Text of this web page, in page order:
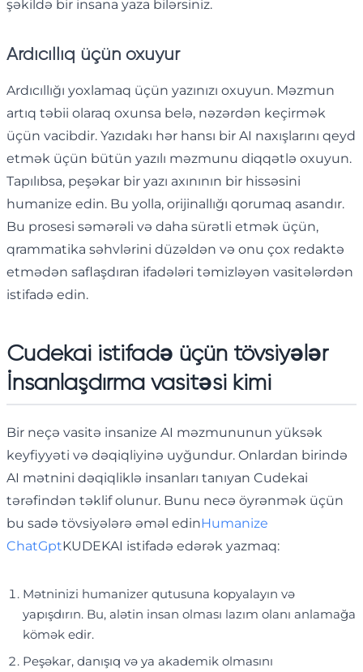
şəkildə bir insana yaza bilərsiniz.
Ardıcıllıq üçün oxuyur
Ardıcıllığı yoxlamaq üçün yazınızı oxuyun. Məzmun
artıq təbii olaraq oxunsa belə, nəzərdən keçirmək
üçün vacibdir. Yazıdakı hər hansı bir AI naxışlarını qeyd
etmək üçün bütün yazılı məzmunu diqqətlə oxuyun.
Tapılıbsa, peşəkar bir yazı axınının bir hissəsini
humanize edin. Bu yolla, orijinallığı qorumaq asandır.
Bu prosesi səmərəli və daha sürətli etmək üçün,
qrammatika səhvlərini düzəldən və onu çox redaktə
etmədən saflaşdıran ifadələri təmizləyən vasitələrdən
istifadə edin.
Cudekai istifadə üçün tövsiyələr
İnsanlaşdırma vasitəsi kimi
Bir neçə vasitə insanize AI məzmununun yüksək
keyfiyyəti və dəqiqliyinə uyğundur. Onlardan birində
AI mətnini dəqiqliklə insanları tanıyan Cudekai
tərəfindən təklif olunur. Bunu necə öyrənmək üçün
bu sadə tövsiyələrə əməl edinHumanize
ChatGptKUDEKAI istifadə edərək yazmaq:
Mətninizi humanizer qutusuna kopyalayın və
yapışdırın. Bu, alətin insan olması lazım olanı anlamağa
kömək edir.
Peşəkar, danışıq və ya akademik olmasını